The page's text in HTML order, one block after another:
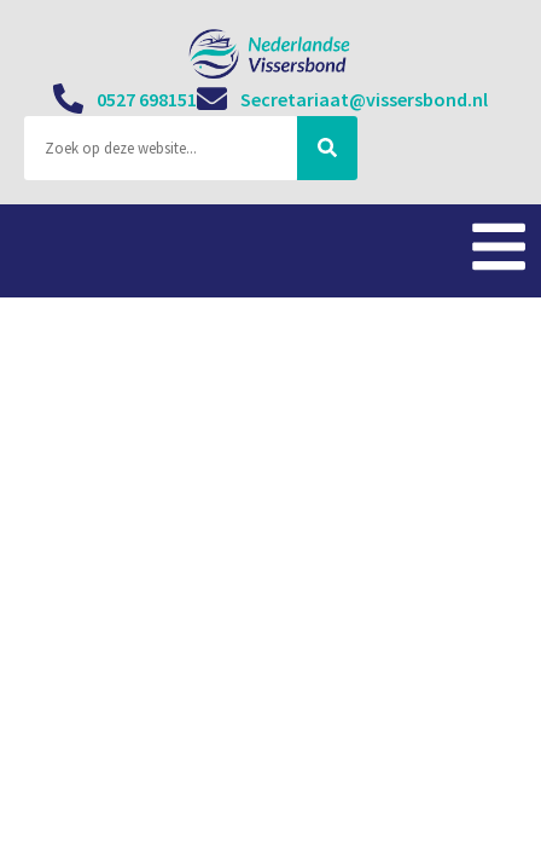
0527 698151 Secretariaat@vissersbond.nl